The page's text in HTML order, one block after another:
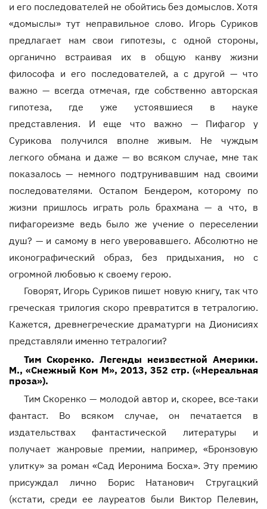
и его последователей не обойтись без домыслов. Хотя
«домыслы» тут неправильное слово. Игорь Суриков
предлагает нам свои гипотезы, с одной стороны,
органично встраивая их в общую канву жизни
философа и его последователей, а с другой — что
важно — всегда отмечая, где собственно авторская
гипотеза, где уже устоявшиеся в науке
представления. И еще что важно — Пифагор у
Сурикова получился вполне живым. Не чуждым
легкого обмана и даже — во всяком случае, мне так
показалось — немного подтрунивавшим над своими
последователями. Остапом Бендером, которому по
жизни пришлось играть роль брахмана — а что, в
пифагореизме ведь было же учение о переселении
душ? — и самому в него уверовавшего. Абсолютно не
иконографический образ, без придыхания, но с
огромной любовью к своему герою.
Говорят, Игорь Суриков пишет новую книгу, так что
греческая трилогия скоро превратится в тетралогию.
Кажется, древнегреческие драматурги на Дионисиях
представляли именно тетралогии?
Тим Скоренко. Легенды неизвестной Америки.
М., «Снежный Ком М», 2013, 352 стр. («Нереальная
проза»).
Тим Скоренко — молодой автор и, скорее, все-таки
фантаст. Во всяком случае, он печатается в
издательствах фантастической литературы и
получает жанровые премии, например, «Бронзовую
улитку» за роман «Сад Иеронима Босха». Эту премию
присуждал лично Борис Натанович Стругацкий
(кстати, среди ее лауреатов были Виктор Пелевин,